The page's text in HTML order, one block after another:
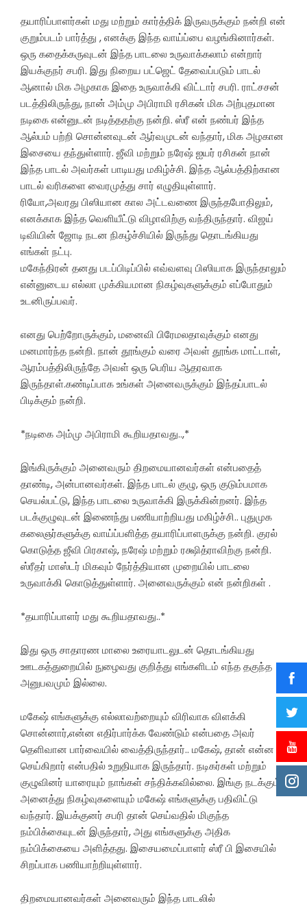
தயாரிப்பாளர்கள் மது மற்றும் கார்த்திக் இருவருக்கும் நன்றி என்
குறும்படம் பார்த்து , எனக்கு இந்த வாய்ப்பை வழங்கினார்கள்.
ஒரு கதைக்கருவுடன் இந்த பாடலை உருவாக்கலாம் என்றார்
இயக்குநர் சபரி. இது நிறைய பட்ஜெட் தேவைப்படும் பாடல்
ஆனால் மிக அழகாக இதை உருவாக்கி விட்டார் சபரி. ராட்சசன்
படத்திலிருந்து, நான் அம்மு அபிராமி ரசிகன் மிக அற்புதமான
நடிகை என்னுடன் நடித்ததற்கு நன்றி. ஸ்ரீ என் நண்பர் இந்த
ஆல்பம் பற்றி சொன்னவுடன் ஆர்வமுடன் வந்தார், மிக அழகான
இசையை தந்துள்ளார். ஜீவி மற்றும் நரேஷ் ஐயர் ரசிகன் நான்
இந்த பாடல் அவர்கள் பாடியது மகிழ்ச்சி. இந்த ஆல்பத்திற்கான
பாடல் வரிகளை வைரமுத்து சார் எழுதியுள்ளார்.
ரியோ,அவரது பிஸியான கால அட்டவணை இருந்தபோதிலும்,
எனக்காக இந்த வெளியீட்டு விழாவிற்கு வந்திருந்தார். விஜய்
டிவியின் ஜோடி நடன நிகழ்ச்சியில் இருந்து தொடங்கியது
எங்கள் நட்பு.
மகேந்திரன் தனது படப்பிடிப்பில் எவ்வளவு பிஸியாக இருந்தாலும்
என்னுடைய எல்லா முக்கியமான நிகழ்வுகளுக்கும் எப்போதும்
உடனிருப்பவர்.
எனது பெற்றோருக்கும், மனைவி பிரேமலதாவுக்கும் எனது
மனமார்ந்த நன்றி. நான் தூங்கும் வரை அவள் தூங்க மாட்டாள்,
ஆரம்பத்திலிருந்தே அவள் ஒரு பெரிய ஆதரவாக
இருந்தாள்.கண்டிப்பாக உங்கள் அனைவருக்கும் இந்தப்பாடல்
பிடிக்கும் நன்றி.
*நடிகை அம்மு அபிராமி கூறியதாவது..,*
இங்கிருக்கும் அனைவரும் திறமையானவர்கள் என்பதைத்
தாண்டி, அன்பானவர்கள். இந்த பாடல் குழு, ஒரு குடும்பமாக
செயல்பட்டு, இந்த பாடலை உருவாக்கி இருக்கின்றனர். இந்த
படக்குழுவுடன் இணைந்து பணியாற்றியது மகிழ்ச்சி.. புதுமுக
கலைஞர்களுக்கு வாய்ப்பளித்த தயாரிப்பாளருக்கு நன்றி. குரல்
கொடுத்த ஜீவி பிரகாஷ், நரேஷ் மற்றும் ரக்ஷித்ராவிற்கு நன்றி.
ஸ்ரீதர் மாஸ்டர் மிகவும் நேர்த்தியான முறையில் பாடலை
உருவாக்கி கொடுத்துள்ளார். அனைவருக்கும் என் நன்றிகள் .
*தயாரிப்பாளர் மது கூறியதாவது..*
இது ஒரு சாதாரண மாலை உரையாடலுடன் தொடங்கியது
ஊடகத்துறையில் நுழைவது குறித்து எங்களிடம் எந்த தகுந்த
அனுபவமும் இல்லை.
மகேஷ் எங்களுக்கு எல்லாவற்றையும் விரிவாக விளக்கி
சொன்னார்,என்ன எதிர்பார்க்க வேண்டும் என்பதை அவர்
தெளிவான பார்வையில் வைத்திருந்தார்.. மகேஷ், தான் என்ன
செய்கிறார் என்பதில் உறுதியாக இருந்தார். நடிகர்கள் மற்றும்
குழுவினர் யாரையும் நாங்கள் சந்திக்கவில்லை. இங்கு நடக்கும்
அனைத்து நிகழ்வுகளையும் மகேஷ் எங்களுக்கு பதிவிட்டு
வந்தார். இயக்குனர் சபரி தான் செய்வதில் மிகுந்த
நம்பிக்கையுடன் இருந்தார், அது எங்களுக்கு அதிக
நம்பிக்கையை அளித்தது. இசையமைப்பாளர் ஸ்ரீ பி இசையில்
சிறப்பாக பணியாற்றியுள்ளார்.
திறமையானவர்கள் அனைவரும் இந்த பாடலில்